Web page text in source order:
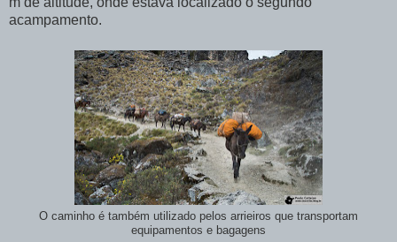
acampamento.
O caminho é também utilizado pelos arrieiros que transportam
equipamentos e bagagens